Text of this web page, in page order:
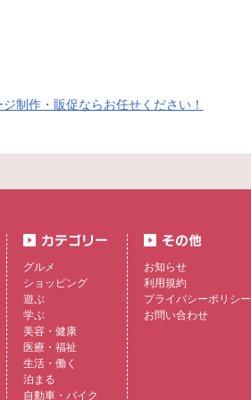
制作・販促ならお任せください！
グルメ
ショッピング
遊ぶ
学ぶ
美容・健康
医療・福祉
生活・働く
泊まる
自動車・バイク
お知らせ
利用規約
プライバシーポリシー
お問い合わせ